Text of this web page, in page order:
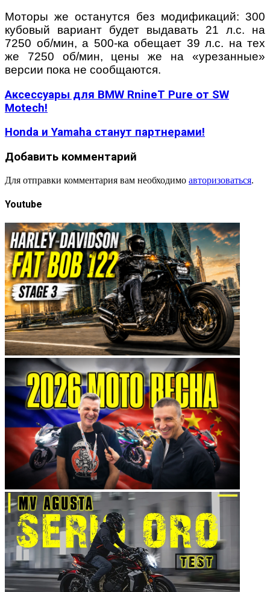
Моторы же останутся без модификаций: 300
кубовый вариант будет выдавать 21 л.с. на
7250 об/мин, а 500-ка обещает 39 л.с. на тех
же 7250 об/мин, цены же на «урезанные»
версии пока не сообщаются.
Аксессуары для BMW RnineT Pure от SW
Motech!
Honda и Yamaha станут партнерами!
Добавить комментарий
Для отправки комментария вам необходимо авторизоваться.
Youtube